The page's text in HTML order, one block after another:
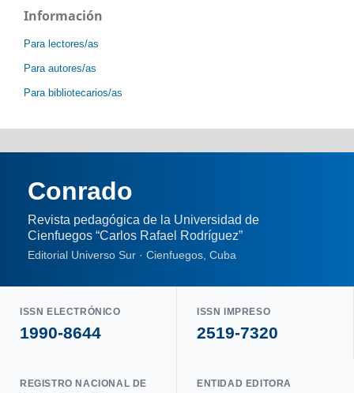
Información
Para lectores/as
Para autores/as
Para bibliotecarios/as
Conrado
Revista pedagógica de la Universidad de
Cienfuegos “Carlos Rafael Rodríguez”
Editorial Universo Sur · Cienfuegos, Cuba
ISSN ELECTRÓNICO
1990-8644
ISSN IMPRESO
2519-7320
REGISTRO NACIONAL DE
ENTIDAD EDITORA